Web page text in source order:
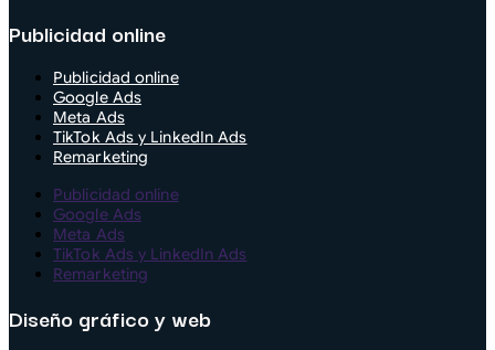
Publicidad online
Publicidad online
Google Ads
Meta Ads
TikTok Ads y LinkedIn Ads
Remarketing
Publicidad online
Google Ads
Meta Ads
TikTok Ads y LinkedIn Ads
Remarketing
Diseño gráfico y web